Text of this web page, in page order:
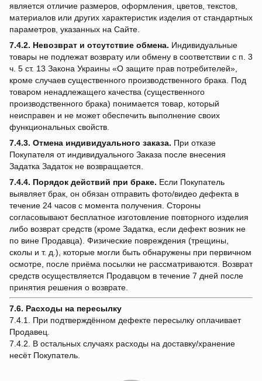
является отличие размеров, оформления, цветов, текстов,
материалов или других характеристик изделия от стандартных
параметров, указанных на Сайте.
7.4.2. Невозврат и отсутствие обмена. Индивидуальные
товары не подлежат возврату или обмену в соответствии с п. 3
ч. 5 ст. 13 Закона Украины «О защите прав потребителей»,
кроме случаев существенного производственного брака. Под
товаром ненадлежащего качества (существенного
производственного брака) понимается товар, который
неисправен и не может обеспечить выполнение своих
функциональных свойств.
7.4.3. Отмена индивидуального заказа. При отказе
Покупателя от индивидуального Заказа после внесения
Задатка Задаток не возвращается.
7.4.4. Порядок действий при браке. Если Покупатель
выявляет брак, он обязан отправить фото/видео дефекта в
течение 24 часов с момента получения. Стороны
согласовывают бесплатное изготовление повторного изделия
либо возврат средств (кроме Задатка, если дефект возник не
по вине Продавца). Физические повреждения (трещины,
сколы и т. д.), которые могли быть обнаружены при первичном
осмотре, после приёма посылки не рассматриваются. Возврат
средств осуществляется Продавцом в течение 7 дней после
принятия решения о возврате.
7.6. Расходы на пересылку
7.4.1. При подтверждённом дефекте пересылку оплачивает
Продавец.
7.4.2. В остальных случаях расходы на доставку/хранение
несёт Покупатель.